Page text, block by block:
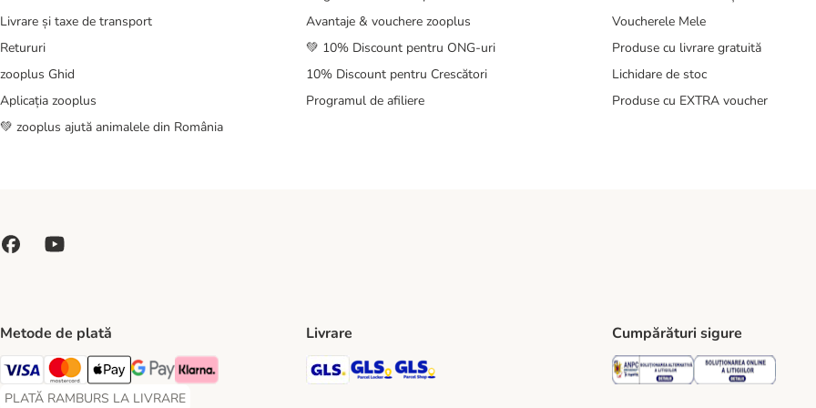
Livrare și taxe de transport
Retururi
zooplus Ghid
Aplicația zooplus
💚 zooplus ajută animalele din România
Avantaje & vouchere zooplus
💚 10% Discount pentru ONG-uri
10% Discount pentru Crescători
Programul de afiliere
Voucherele Mele
Produse cu livrare gratuită
Lichidare de stoc
Produse cu EXTRA voucher
Metode de plată
Visa Payment Method
Master Card Payment Method
Apple Pay Payment Method
Google Pay Payment Method
Klarna Payment Method
PLATĂ RAMBURS LA LIVRARE
Livrare
GLS Shipping Method
GLS Locker Shipping Method
GLS Parcel Shop Shipping Method
Cumpărături sigure
Security